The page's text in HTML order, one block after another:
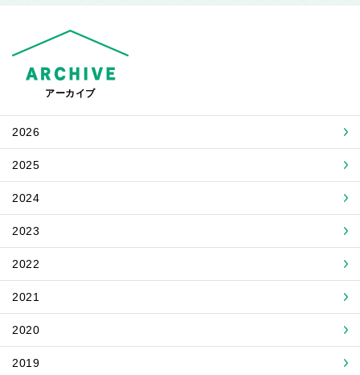
アーカイブ
2026
2025
2024
2023
2022
2021
2020
2019